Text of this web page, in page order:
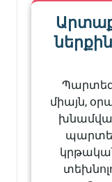
միայն,